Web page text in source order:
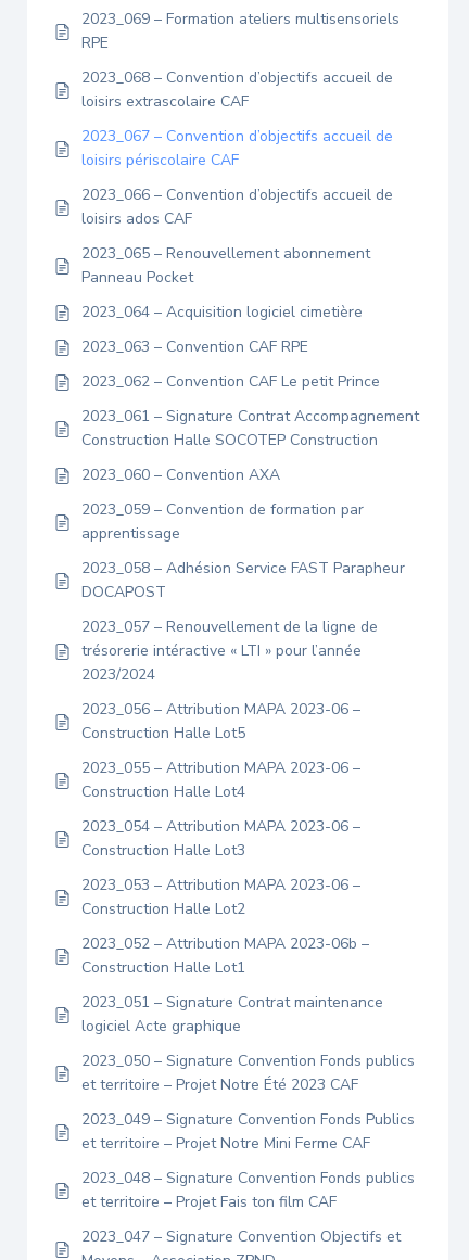
2023_069 – Formation ateliers multisensoriels
RPE
2023_068 – Convention d’objectifs accueil de
loisirs extrascolaire CAF
2023_067 – Convention d’objectifs accueil de
loisirs périscolaire CAF
2023_066 – Convention d’objectifs accueil de
loisirs ados CAF
2023_065 – Renouvellement abonnement
Panneau Pocket
2023_064 – Acquisition logiciel cimetière
2023_063 – Convention CAF RPE
2023_062 – Convention CAF Le petit Prince
2023_061 – Signature Contrat Accompagnement
Construction Halle SOCOTEP Construction
2023_060 – Convention AXA
2023_059 – Convention de formation par
apprentissage
2023_058 – Adhésion Service FAST Parapheur
DOCAPOST
2023_057 – Renouvellement de la ligne de
trésorerie intéractive « LTI » pour l’année
2023/2024
2023_056 – Attribution MAPA 2023-06 –
Construction Halle Lot5
2023_055 – Attribution MAPA 2023-06 –
Construction Halle Lot4
2023_054 – Attribution MAPA 2023-06 –
Construction Halle Lot3
2023_053 – Attribution MAPA 2023-06 –
Construction Halle Lot2
2023_052 – Attribution MAPA 2023-06b –
Construction Halle Lot1
2023_051 – Signature Contrat maintenance
logiciel Acte graphique
2023_050 – Signature Convention Fonds publics
et territoire – Projet Notre Été 2023 CAF
2023_049 – Signature Convention Fonds Publics
et territoire – Projet Notre Mini Ferme CAF
2023_048 – Signature Convention Fonds publics
et territoire – Projet Fais ton film CAF
2023_047 – Signature Convention Objectifs et